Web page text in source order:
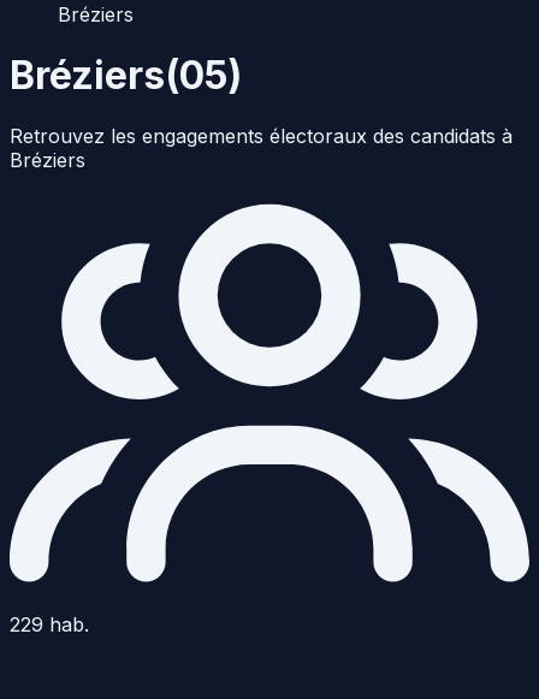
Bréziers
Bréziers(05)
Retrouvez les engagements électoraux des candidats à
Bréziers
229 hab.